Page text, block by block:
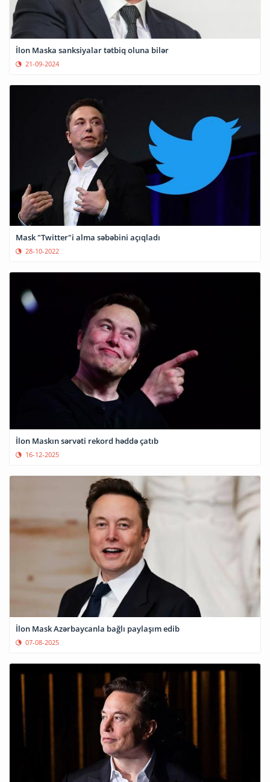
İlon Maska sanksiyalar tətbiq oluna bilər
21-09-2024
Mask "Twitter"i alma səbəbini açıqladı
28-10-2022
İlon Maskın sərvəti rekord həddə çatıb
16-12-2025
İlon Mask Azərbaycanla bağlı paylaşım edib
07-08-2025